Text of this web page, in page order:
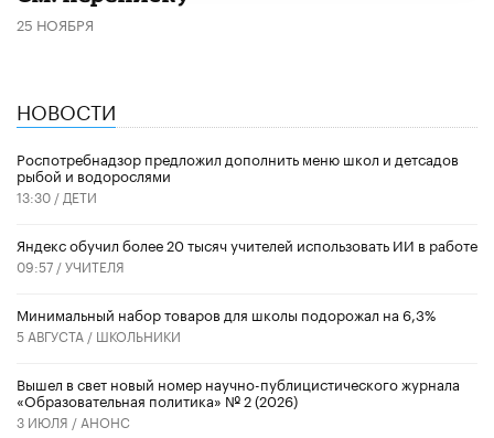
25 НОЯБРЯ
НОВОСТИ
Роспотребнадзор предложил дополнить меню школ и детсадов
рыбой и водорослями
13:30 / ДЕТИ
​Яндекс обучил более 20 тысяч учителей использовать ИИ в работе
09:57 /УЧИТЕЛЯ
Минимальный набор товаров для школы подорожал на 6,3%
5 АВГУСТА / ШКОЛЬНИКИ
Вышел в свет новый номер научно-публицистического журнала
«Образовательная политика» № 2 (2026)
3 ИЮЛЯ / АНОНС